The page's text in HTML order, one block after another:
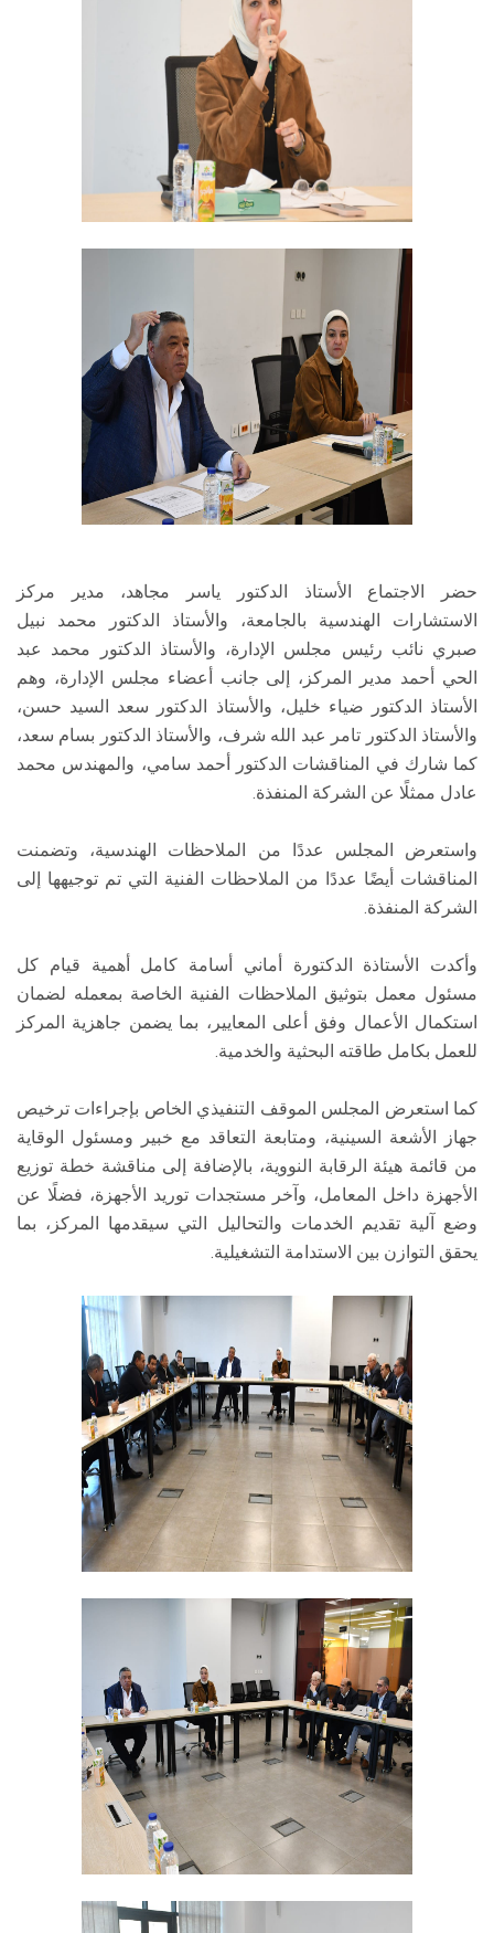
حضر الاجتماع الأستاذ الدكتور ياسر مجاهد، مدير مركز
الاستشارات الهندسية بالجامعة، والأستاذ الدكتور محمد نبيل
صبري نائب رئيس مجلس الإدارة، والأستاذ الدكتور محمد عبد
الحي أحمد مدير المركز، إلى جانب أعضاء مجلس الإدارة، وهم
الأستاذ الدكتور ضياء خليل، والأستاذ الدكتور سعد السيد حسن،
والأستاذ الدكتور تامر عبد الله شرف، والأستاذ الدكتور بسام سعد،
كما شارك في المناقشات الدكتور أحمد سامي، والمهندس محمد
عادل ممثلًا عن الشركة المنفذة.
واستعرض المجلس عددًا من الملاحظات الهندسية، وتضمنت
المناقشات أيضًا عددًا من الملاحظات الفنية التي تم توجيهها إلى
الشركة المنفذة.
وأكدت الأستاذة الدكتورة أماني أسامة كامل أهمية قيام كل
مسئول معمل بتوثيق الملاحظات الفنية الخاصة بمعمله لضمان
استكمال الأعمال وفق أعلى المعايير، بما يضمن جاهزية المركز
للعمل بكامل طاقته البحثية والخدمية.
كما استعرض المجلس الموقف التنفيذي الخاص بإجراءات ترخيص
جهاز الأشعة السينية، ومتابعة التعاقد مع خبير ومسئول الوقاية
من قائمة هيئة الرقابة النووية، بالإضافة إلى مناقشة خطة توزيع
الأجهزة داخل المعامل، وآخر مستجدات توريد الأجهزة، فضلًا عن
وضع آلية تقديم الخدمات والتحاليل التي سيقدمها المركز، بما
يحقق التوازن بين الاستدامة التشغيلية.